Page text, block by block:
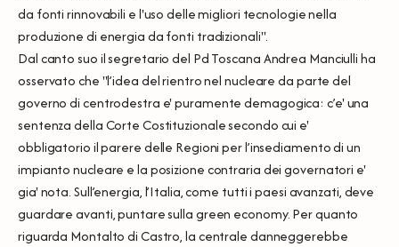
da fonti rinnovabili e l'uso delle migliori tecnologie nella
produzione di energia da fonti tradizionali''.
Dal canto suo il segretario del Pd Toscana Andrea Manciulli ha
osservato che ''l’idea del rientro nel nucleare da parte del
governo di centrodestra e' puramente demagogica: c’e' una
sentenza della Corte Costituzionale secondo cui e'
obbligatorio il parere delle Regioni per l’insediamento di un
impianto nucleare e la posizione contraria dei governatori e'
gia' nota. Sull’energia, l’Italia, come tutti i paesi avanzati, deve
guardare avanti, puntare sulla green economy. Per quanto
riguarda Montalto di Castro, la centrale danneggerebbe